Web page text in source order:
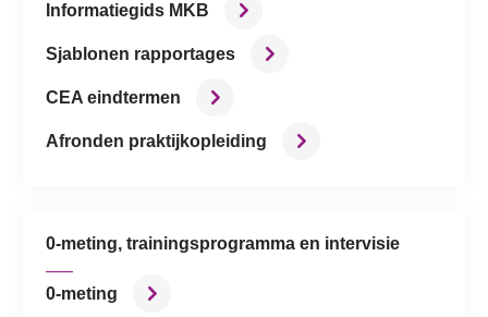
Informatiegids MKB
Sjablonen rapportages
CEA eindtermen
Afronden praktijkopleiding
0-meting, trainingsprogramma en intervisie
0-meting